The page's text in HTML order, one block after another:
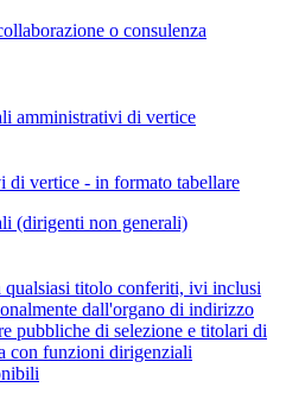
o consulenza
amministrativi di vertice
di vertice - in formato tabellare
(dirigenti non generali)
titolo conferiti, ivi inclusi
dall'organo di indirizzo
pubbliche di selezione e titolari di
con funzioni dirigenziali